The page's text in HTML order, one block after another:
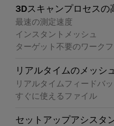
3Dスキャンプロセスの
最速の測定速度
インスタントメッシュ
ターゲット不要のワーク
リアルタイムのメッシ
リアルタイムフィードバッ
すぐに使えるファイル
セットアップアシスタ